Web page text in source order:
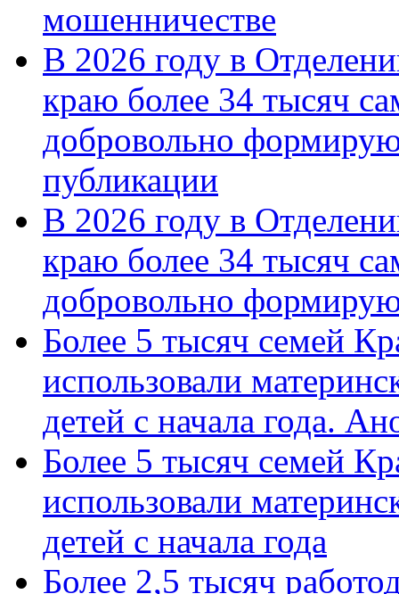
мошенничестве
В 2026 году в
краю более 34 тысяч
добровольно
публикации
В 2026 году в
краю более 34 тысяч
добровольно
Более 5 тысяч семей
использовали
детей с начала года.
Более 5 тысяч семей
использовали
детей с начала года
Более 2,5 тысяч